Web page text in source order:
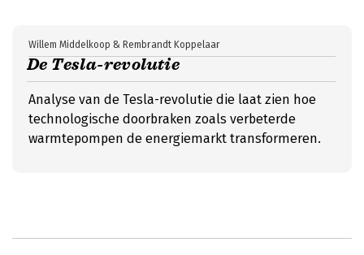
De Tesla-revolutie
Willem Middelkoop & Rembrandt Koppelaar
Analyse van de Tesla-revolutie die laat zien hoe
technologische doorbraken zoals verbeterde
warmtepompen de energiemarkt transformeren.